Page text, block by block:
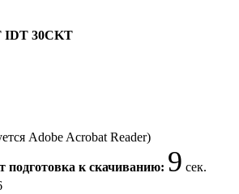
IDT 30CKT
Adobe Acrobat Reader)
подготовка к скачиванию: 9 сек.